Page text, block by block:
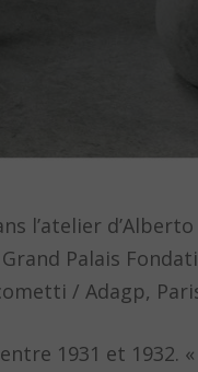
l’atelier
Palais
/ Adagp,
1931 et 1932.